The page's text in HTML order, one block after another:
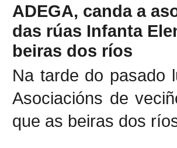
ADEGA, canda a
das rúas Infanta
beiras dos ríos
Na tarde do pasado
Asociacións de
que as beiras dos